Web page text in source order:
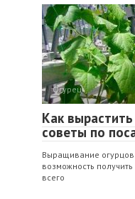
Огурец
Как
советы по
Выращивание
возможность
всего